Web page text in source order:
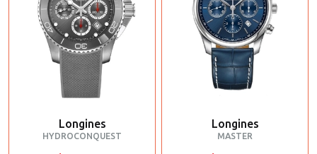
Longines
HYDROCONQUEST
Longines
MASTER